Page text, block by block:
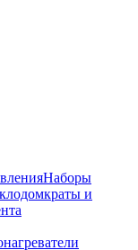
Наборы
и